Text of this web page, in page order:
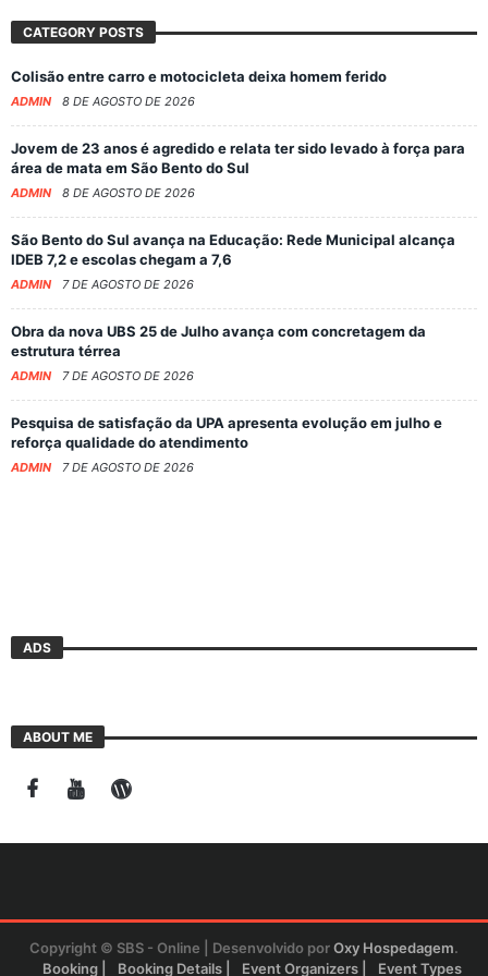
CATEGORY POSTS
Colisão entre carro e motocicleta deixa homem ferido
ADMIN 8 DE AGOSTO DE 2026
Jovem de 23 anos é agredido e relata ter sido levado à força para
área de mata em São Bento do Sul
ADMIN 8 DE AGOSTO DE 2026
São Bento do Sul avança na Educação: Rede Municipal alcança
IDEB 7,2 e escolas chegam a 7,6
ADMIN 7 DE AGOSTO DE 2026
Obra da nova UBS 25 de Julho avança com concretagem da
estrutura térrea
ADMIN 7 DE AGOSTO DE 2026
Pesquisa de satisfação da UPA apresenta evolução em julho e
reforça qualidade do atendimento
ADMIN 7 DE AGOSTO DE 2026
ADS
ABOUT ME
Copyright © SBS - Online | Desenvolvido porOxy Hospedagem.
Booking
Booking Details Event Organizers Event Types